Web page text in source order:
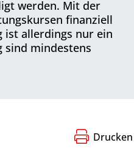
werden. Mit der
finanziell
ist allerdings nur ein
sind mindestens
Drucken